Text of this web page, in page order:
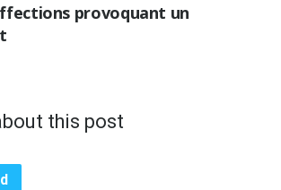
provoquant un
this post